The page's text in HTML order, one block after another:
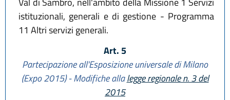
istituzionali, generali e di gestione - Programma
11 Altri servizi generali.
Art. 5
Partecipazione all'Esposizione universale di Milano
(Expo 2015) - Modifiche allalegge regionale n. 3 del
2015